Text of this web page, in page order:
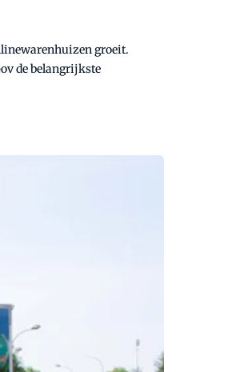
groeit.
de belangrijkste